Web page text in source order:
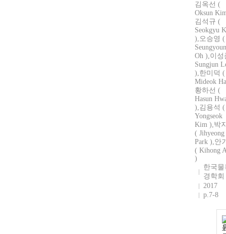
김옥선 (
Oksun
김석규 (
Seokgyu
),오승영 (
Oh ),이성
Sungjun
),한미덕 (
Mideok
황하선 (
Hasun
),김용석 (
Yongseok
Kim ),박
( Jihyeong
Park ),안
( Kihong
)
한국물
경학회
2017
p.7-8